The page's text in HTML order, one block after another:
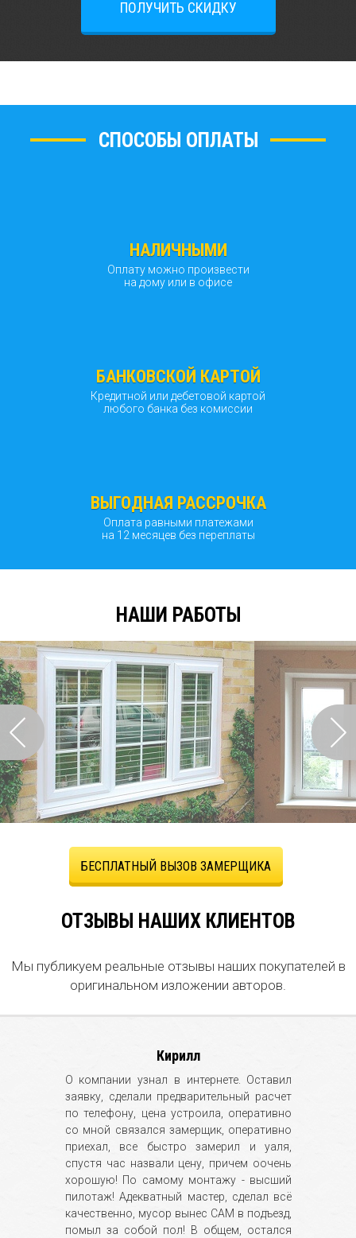
ПОЛУЧИТЬ СКИДКУ
СПОСОБЫ ОПЛАТЫ
НАЛИЧНЫМИ
Оплату можно произвести
на дому или в офисе
БАНКОВСКОЙ КАРТОЙ
Кредитной или дебетовой картой
любого банка без комиссии
ВЫГОДНАЯ РАССРОЧКА
Оплата равными платежами
на 12 месяцев без переплаты
НАШИ РАБОТЫ
БЕСПЛАТНЫЙ ВЫЗОВ ЗАМЕРЩИКА
ОТЗЫВЫ НАШИХ КЛИЕНТОВ
Мы публикуем реальные отзывы наших покупателей в
оригинальном изложении авторов.
Кирилл
О компании узнал в интернете. Оставил
заявку, сделали предварительный расчет
по телефону, цена устроила, оперативно
со мной связался замерщик, оперативно
приехал, все быстро замерил и уаля,
спустя час назвали цену, причем оочень
хорошую! По самому монтажу - высший
пилотаж! Адекватный мастер, сделал всё
качественно, мусор вынес САМ в подъезд,
помыл за собой пол! В общем, остался